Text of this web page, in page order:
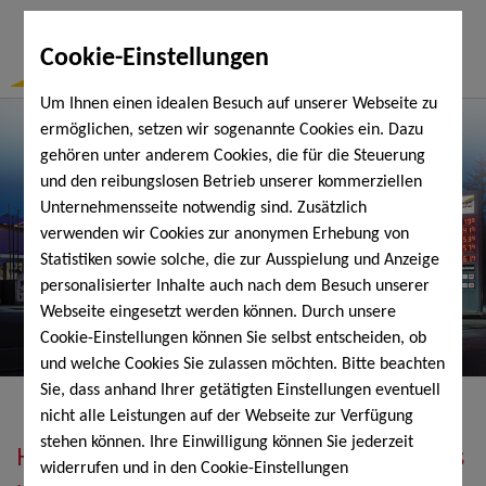
Cookie-Einstellungen
Um Ihnen einen idealen Besuch auf unserer Webseite zu
ermöglichen, setzen wir sogenannte Cookies ein. Dazu
gehören unter anderem Cookies, die für die Steuerung
und den reibungslosen Betrieb unserer kommerziellen
Unternehmensseite notwendig sind. Zusätzlich
verwenden wir Cookies zur anonymen Erhebung von
Statistiken sowie solche, die zur Ausspielung und Anzeige
personalisierter Inhalte auch nach dem Besuch unserer
Webseite eingesetzt werden können. Durch unsere
Cookie-Einstellungen können Sie selbst entscheiden, ob
und welche Cookies Sie zulassen möchten. Bitte beachten
Sie, dass anhand Ihrer getätigten Einstellungen eventuell
nicht alle Leistungen auf der Webseite zur Verfügung
stehen können. Ihre Einwilligung können Sie jederzeit
widerrufen und in den Cookie-Einstellungen
Heizöl, Diesel, Schmierstoffe, Holzpellets